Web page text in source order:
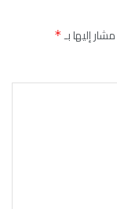
إليها بـ*